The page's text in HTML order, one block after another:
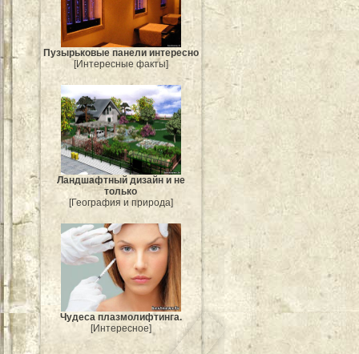
Пузырьковые панели интересно
[Интересные факты]
Ландшафтный дизайн и не
только
[География и природа]
Чудеса плазмолифтинга.
[Интересное]